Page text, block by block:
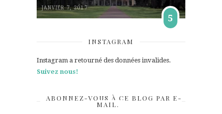
JANVIER 7, 2017
5
INSTAGRAM
Instagram a retourné des données invalides.
Suivez nous!
ABONNEZ-VOUS À CE BLOG PAR E-
MAIL.